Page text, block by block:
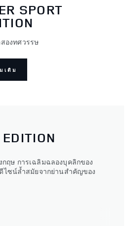
SPORT
องทศวรรษ
เติม
ฤษ การเฉลิมฉลองบุคลิกของ
ไซน์ล้ำสมัยจากย่านสำคัญของ